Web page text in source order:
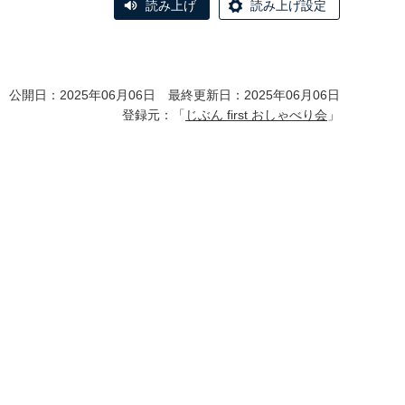
読み上げ 読み上げ設定
公開日：2025年06月06日 最終更新日：2025年06月06日
登録元：「 じぶん first おしゃべり会 」